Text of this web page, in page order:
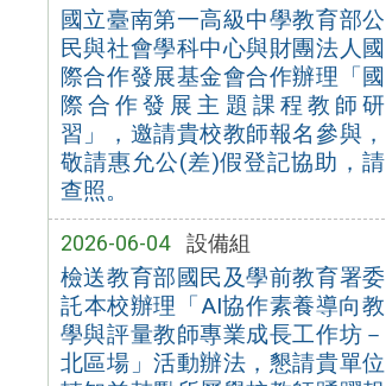
國立臺南第一高級中學教育部公
民與社會學科中心與財團法人國
際合作發展基金會合作辦理「國
際合作發展主題課程教師研
習」，邀請貴校教師報名參與，
敬請惠允公(差)假登記協助，請
查照。
2026-06-04 設備組
檢送教育部國民及學前教育署委
託本校辦理「AI協作素養導向教
學與評量教師專業成長工作坊－
北區場」活動辦法，懇請貴單位